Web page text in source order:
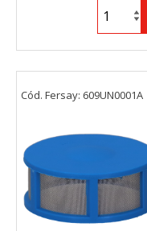
Cód. Fersay: 609UN0001A